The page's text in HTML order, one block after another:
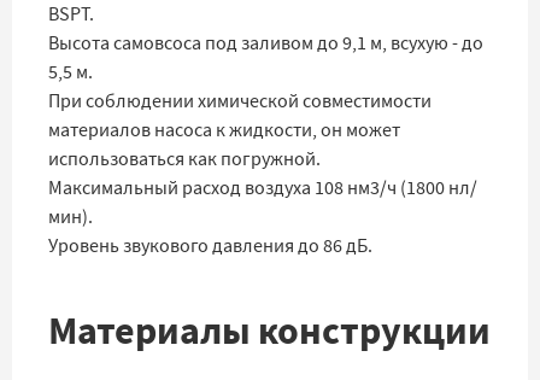
BSPT.
Высота самовсоса под заливом до 9,1 м, всухую - до
5,5 м.
При соблюдении химической совместимости
материалов насоса к жидкости, он может
использоваться как погружной.
Максимальный расход воздуха 108 нм3/ч (1800 нл/
мин).
Уровень звукового давления до 86 дБ.
Материалы конструкции